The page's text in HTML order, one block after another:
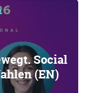
Social
(EN)